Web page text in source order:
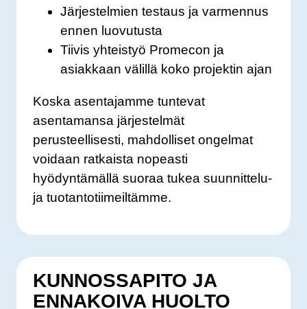
Järjestelmien testaus ja varmennus
ennen luovutusta
Tiivis yhteistyö Promecon ja
asiakkaan välillä koko projektin ajan
Koska asentajamme tuntevat
asentamansa järjestelmät
perusteellisesti, mahdolliset ongelmat
voidaan ratkaista nopeasti
hyödyntämällä suoraa tukea suunnittelu-
ja tuotantotiimeiltämme.
KUNNOSSAPITO JA
ENNAKOIVA HUOLTO